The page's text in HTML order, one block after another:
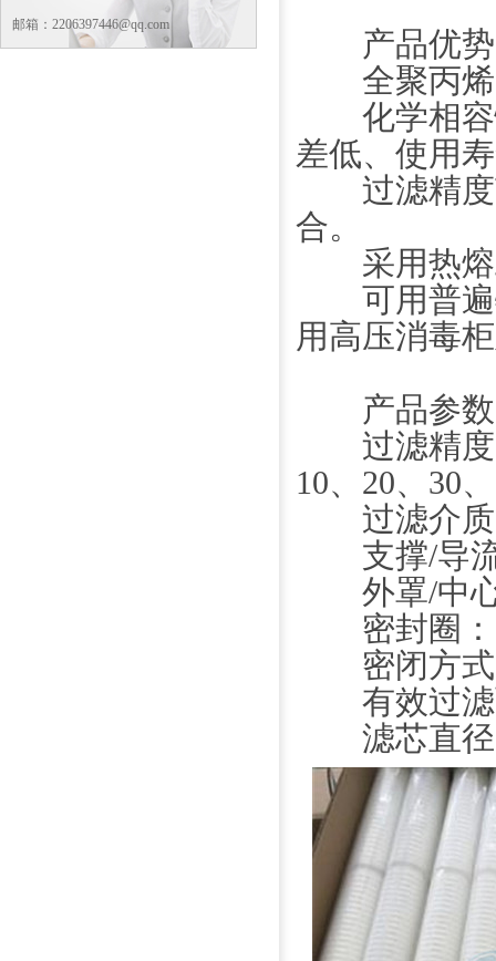
邮箱：2206397446@qq.com
产品优势
全聚丙烯
化学相容
差低、使用
过滤精度
合。
采用热熔
可用普遍
用高压消毒
产品参数
过滤精度：
10、20、30
过滤介质
支撑/导流
外罩/中心
密封圈：
密闭方式
有效过滤
滤芯直径